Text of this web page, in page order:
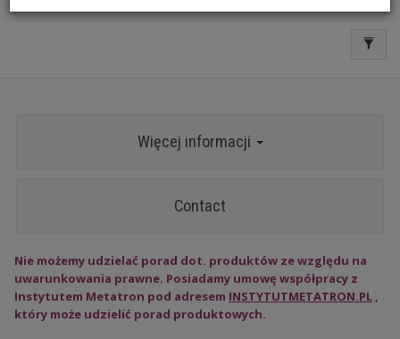
Więcej informacji
Contact
Nie możemy udzielać porad dot. produktów ze względu na
uwarunkowania prawne. Posiadamy umowę współpracy z
Instytutem Metatron pod adresem INSTYTUTMETATRON.PL ,
który może udzielić porad produktowych.